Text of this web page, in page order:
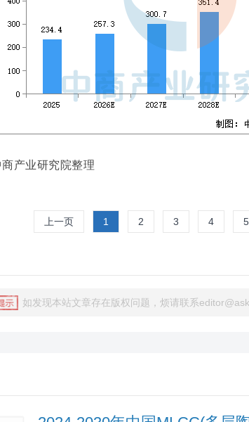
产业研究院整理
上一页 1 2 3 4 5
如发现本站文章存在版权问题，烦请联系